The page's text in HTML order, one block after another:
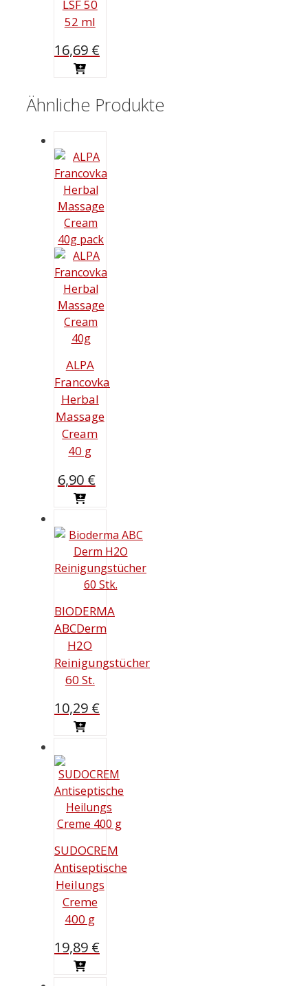
LSF 50
52 ml
16,69 €
Ähnliche Produkte
ALPA
Francovka
Herbal
Massage
Cream
40 g
6,90 €
BIODERMA
ABCDerm
H2O
Reinigungstücher
60 St.
10,29 €
SUDOCREM
Antiseptische
Heilungs
Creme
400 g
19,89 €